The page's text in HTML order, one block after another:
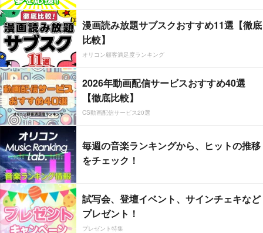
漫画読み放題サブスクおすすめ11選【徹底
比較】
オリコン顧客満足度ランキング
2026年動画配信サービスおすすめ40選
【徹底比較】
CS動画配信サービス20選
毎週の音楽ランキングから、ヒットの推移
をチェック！
試写会、登壇イベント、サインチェキなど
プレゼント！
プレゼント特集